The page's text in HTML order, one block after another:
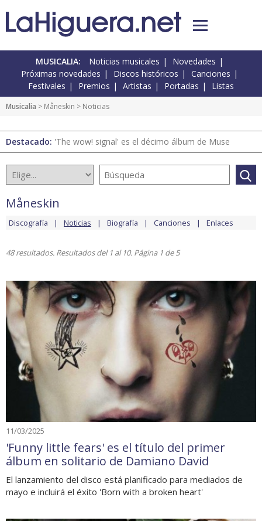
MUSICALIA: Noticias musicales
Novedades
Próximas novedades
Discos históricos
Canciones
Festivales
Premios Artistas Portadas Listas
Musicalia > Måneskin > Noticias
Destacado: 'The wow! signal' es el décimo álbum de Muse
Måneskin
Discografía Noticias Biografía Canciones Enlaces
48 resultados. Resultados del 1 al 10. Página 1 de 5
11/03/2025
'Funny little fears' es el título del primer
álbum en solitario de Damiano David
El lanzamiento del disco está planificado para mediados de
mayo e incluirá el éxito 'Born with a broken heart'